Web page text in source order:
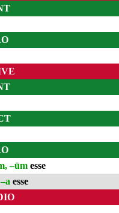
–ūm esse
esse